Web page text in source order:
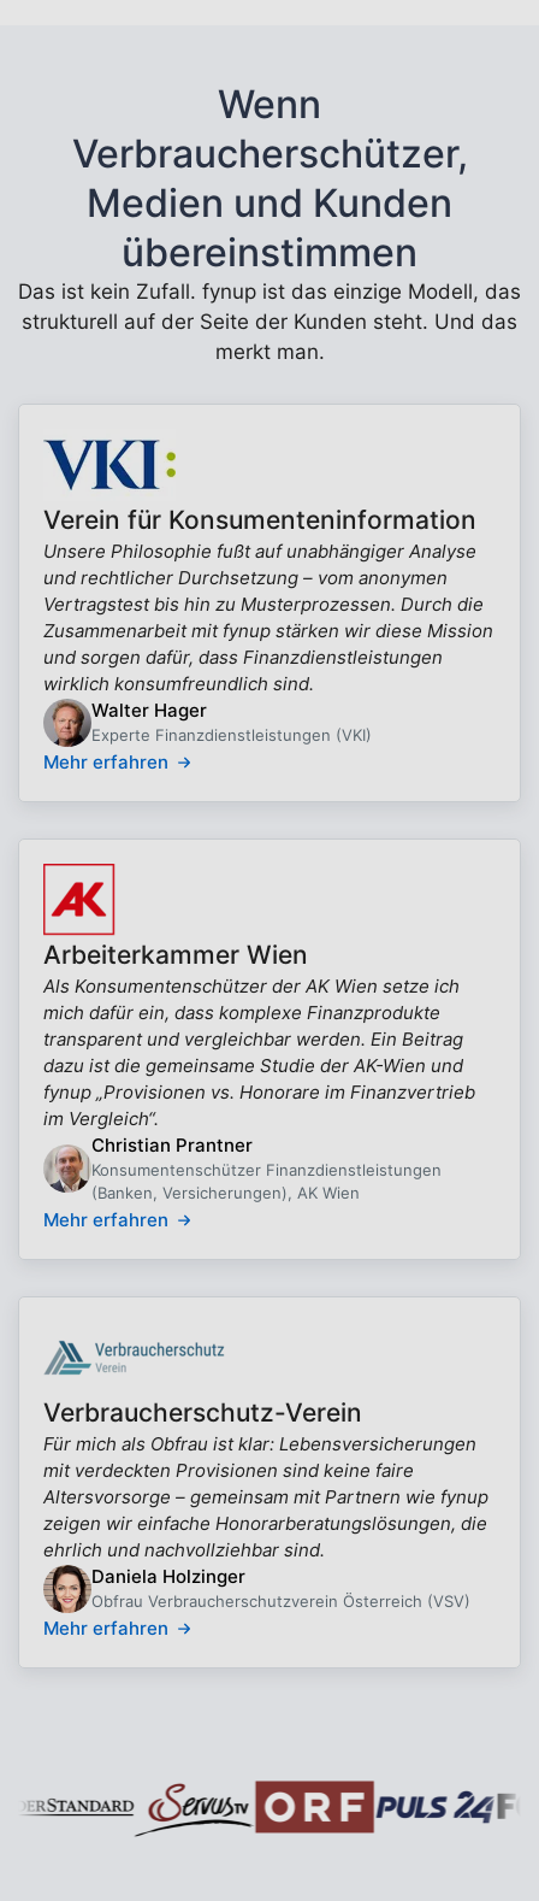
Wenn
Verbraucherschützer,
Medien und Kunden
übereinstimmen
Das ist kein Zufall. fynup ist das einzige Modell, das
strukturell auf der Seite der Kunden steht. Und das
merkt man.
Verein für Konsumenteninformation
Unsere Philosophie fußt auf unabhängiger Analyse
und rechtlicher Durchsetzung – vom anonymen
Vertragstest bis hin zu Musterprozessen. Durch die
Zusammenarbeit mit fynup stärken wir diese Mission
und sorgen dafür, dass Finanzdienstleistungen
wirklich konsumfreundlich sind.
Walter Hager
Experte Finanzdienstleistungen (VKI)
Mehr erfahren
Arbeiterkammer Wien
Als Konsumentenschützer der AK Wien setze ich
mich dafür ein, dass komplexe Finanzprodukte
transparent und vergleichbar werden. Ein Beitrag
dazu ist die gemeinsame Studie der AK-Wien und
fynup „Provisionen vs. Honorare im Finanzvertrieb
im Vergleich“.
Christian Prantner
Konsumentenschützer Finanzdienstleistungen
(Banken, Versicherungen), AK Wien
Mehr erfahren
Verbraucherschutz-Verein
Für mich als Obfrau ist klar: Lebensversicherungen
mit verdeckten Provisionen sind keine faire
Altersvorsorge – gemeinsam mit Partnern wie fynup
zeigen wir einfache Honorarberatungslösungen, die
ehrlich und nachvollziehbar sind.
Daniela Holzinger
Obfrau Verbraucherschutzverein Österreich (VSV)
Mehr erfahren